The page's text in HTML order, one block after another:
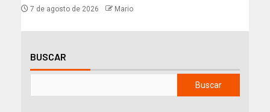
7 de agosto de 2026 Mario
BUSCAR
Buscar